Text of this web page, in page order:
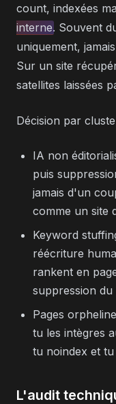
count, indexées
interne. Souvent
uniquement,
Sur un site
satellites laissées
Décision par
IA non
puis
jamais d'un
comme un site
Keyword
réécriture
rankent en
suppression du
Pages
tu les intègres
tu noindex et
L'audit